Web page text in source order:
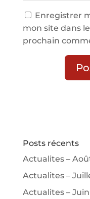
Enregistrer
mon site dans
prochain
Posts récents
Actualites –
Actualites –
Actualites –